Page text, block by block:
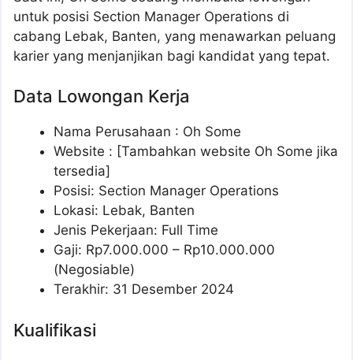
untuk posisi Section Manager Operations di
cabang Lebak, Banten, yang menawarkan peluang
karier yang menjanjikan bagi kandidat yang tepat.
Data Lowongan Kerja
Nama Perusahaan : Oh Some
Website : [Tambahkan website Oh Some jika
tersedia]
Posisi: Section Manager Operations
Lokasi: Lebak, Banten
Jenis Pekerjaan: Full Time
Gaji: Rp7.000.000 – Rp10.000.000
(Negosiable)
Terakhir: 31 Desember 2024
Kualifikasi